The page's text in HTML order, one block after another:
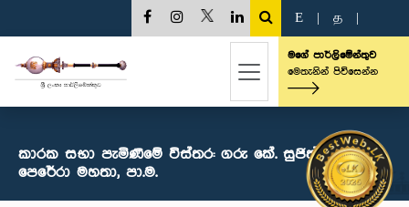
E த
මගේ පාර්ලිමේන්තුව
මෙතැනින් පිවිසෙන්න
කාරක සභා පැමිණීමේ විස්තර: ගරු කේ. සුජිත් සංජය
පෙරේරා මහතා, පා.ම.